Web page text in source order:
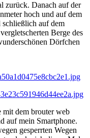
zurück. Danach auf der
hoch und auf dem
auf dem
Berge des
Dörfchen
mit dem brouter web
auf mein Smartphone.
gesperrten Wegen